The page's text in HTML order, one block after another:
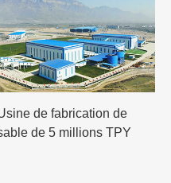
de fabrication de
de 5 millions TPY